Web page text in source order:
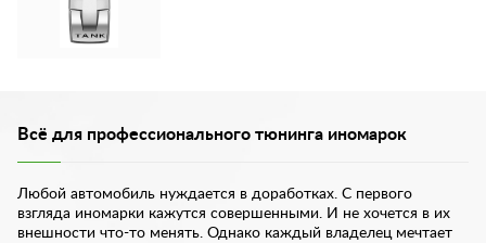
Всё для профессионального тюнинга иномарок
Любой автомобиль нуждается в доработках. С первого
взгляда иномарки кажутся совершенными. И не хочется в их
внешности что-то менять. Однако каждый владелец мечтает